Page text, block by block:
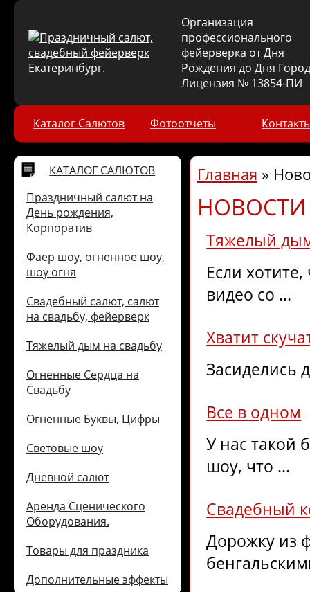
Организация
профессионального
фейерверка от Дня
Рождения до Дня
Лицензия № 13854-ПИ
Каталог Салютов Фотоотчеты
КАТАЛОГ САЛЮТОВ
Праздничный салют на
День рождения,
Корпоратив
Фаер шоу, огненное шоу,
шоу огня
Свадебный салют, салют
на свадьбу, фейерверк
Тяжелый дым на свадьбу
Огненные Сердца на
Свадьбу
Огненные Буквы, Цифры
Световые шоу
Дневной салют
Аренда Сценического
Оборудования.
Товары для праздника
Дополнительные эффекты
Главная »
НОВОСТИ
Тяжелый
Если
видео со ...
Хватит
Засиделись
Все в одном
У нас такой
шоу, что ...
Свадебный
Дорожку из